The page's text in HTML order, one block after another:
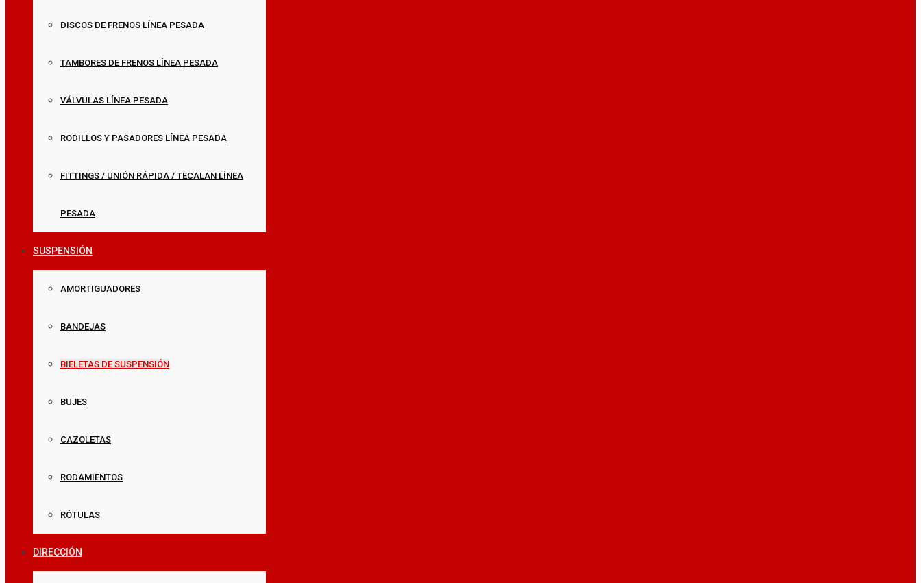
DISCOS DE FRENOS LÍNEA PESADA
TAMBORES DE FRENOS LÍNEA PESADA
VÁLVULAS LÍNEA PESADA
RODILLOS Y PASADORES LÍNEA PESADA
FITTINGS / UNIÓN RÁPIDA / TECALAN LÍNEA
PESADA
SUSPENSIÓN
AMORTIGUADORES
BANDEJAS
BIELETAS DE SUSPENSIÓN
BUJES
CAZOLETAS
RODAMIENTOS
RÓTULAS
DIRECCIÓN